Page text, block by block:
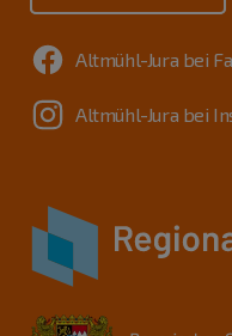
Altmühl-Jura bei
Altmühl-Jura bei